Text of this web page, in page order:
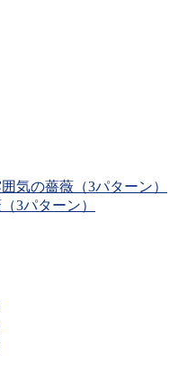
気の薔薇（3パターン）
3パターン）